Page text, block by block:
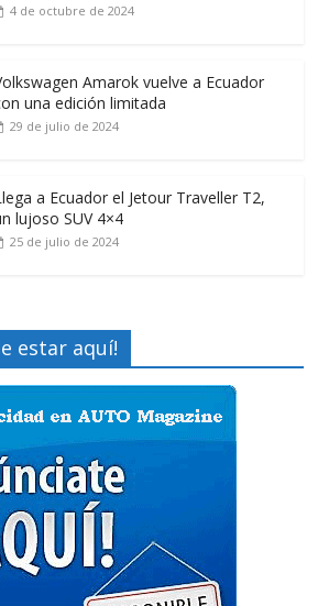
4 de octubre de 2024
Amarok vuelve a Ecuador
una edición limitada
29 de julio de 2024
a Ecuador el Jetour Traveller T2,
lujoso SUV 4×4
25 de julio de 2024
estar aquí!